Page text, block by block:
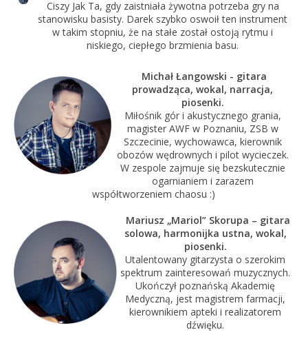
Ciszy Jak Ta, gdy zaistniała żywotna potrzeba gry na
stanowisku basisty. Darek szybko oswoił ten instrument
w takim stopniu, że na stałe został ostoją rytmu i
niskiego, ciepłego brzmienia basu.
Michał Łangowski - gitara
prowadząca, wokal, narracja,
piosenki.
Miłośnik gór i akustycznego grania,
magister AWF w Poznaniu, ZSB w
Szczecinie, wychowawca, kierownik
obozów wędrownych i pilot wycieczek.
W zespole zajmuje się bezskutecznie
ogarnianiem i zarazem
współtworzeniem chaosu :)
Mariusz „Mariol” Skorupa – gitara
solowa, harmonijka ustna, wokal,
piosenki.
Utalentowany gitarzysta o szerokim
spektrum zainteresowań muzycznych.
Ukończył poznańską Akademię
Medyczną, jest magistrem farmacji,
kierownikiem apteki i realizatorem
dźwięku.